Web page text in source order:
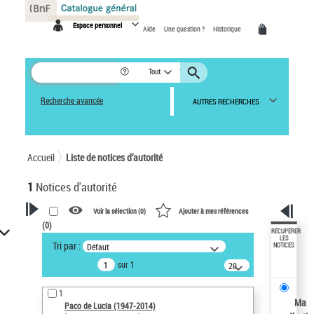
Espace personnel Aide Une question ? Historique
Tout
Recherche avancée AUTRES RECHERCHES
Accueil Liste de notices d’autorité
1 Notices d'autorité
VOTRE RECHERCHE
Recherche avancée dans les
notices d’autorité
Œuvres liées à l'auteur :
Paco de Lucía (1947-2014)
Voir la sélection (0) Ajouter à mes références
(0)
Tri par : Défaut
sur 1
20
résultats/page
1
Paco de Lucía (1947-2014)
RÉCUPÉRER
LES
NOTICES
Ma
Panneau de gestion des cookies